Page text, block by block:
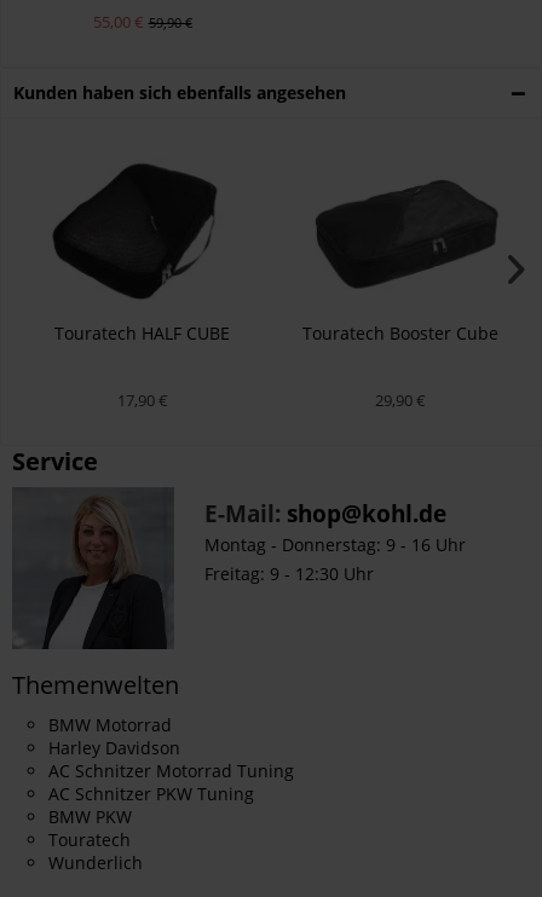
Adventure/ R1200GS (LC) (2
55,00 € 59,90 €
Kunden haben sich ebenfalls angesehen
Touratech HALF CUBE
17,90 €
Touratech Booster Cube
29,90 €
Service
E-Mail: shop@kohl.de
Montag - Donnerstag: 9 - 16 Uhr
Freitag: 9 - 12:30 Uhr
Themenwelten
BMW Motorrad
Harley Davidson
AC Schnitzer Motorrad Tuning
AC Schnitzer PKW Tuning
BMW PKW
Touratech
Wunderlich